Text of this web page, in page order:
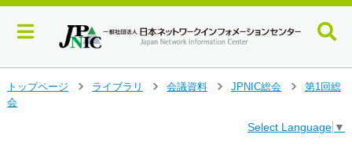
イ
トップページ
ライブラリ
会議資料
JPNIC総会
第1回総
会
Select Language ▼